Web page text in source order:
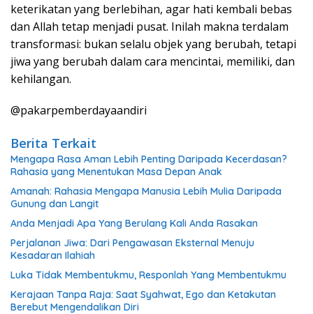
keterikatan yang berlebihan, agar hati kembali bebas
dan Allah tetap menjadi pusat. Inilah makna terdalam
transformasi: bukan selalu objek yang berubah, tetapi
jiwa yang berubah dalam cara mencintai, memiliki, dan
kehilangan.
@pakarpemberdayaandiri
Berita Terkait
Mengapa Rasa Aman Lebih Penting Daripada Kecerdasan?
Rahasia yang Menentukan Masa Depan Anak
Amanah: Rahasia Mengapa Manusia Lebih Mulia Daripada
Gunung dan Langit
Anda Menjadi Apa Yang Berulang Kali Anda Rasakan
Perjalanan Jiwa: Dari Pengawasan Eksternal Menuju
Kesadaran Ilahiah
Luka Tidak Membentukmu, Responlah Yang Membentukmu
Kerajaan Tanpa Raja: Saat Syahwat, Ego dan Ketakutan
Berebut Mengendalikan Diri